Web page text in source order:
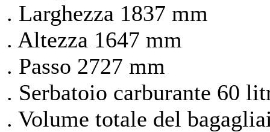
. Larghezza 1837 mm
. Altezza 1647 mm
. Passo 2727 mm
. Serbatoio carburante 60
. Volume totale del